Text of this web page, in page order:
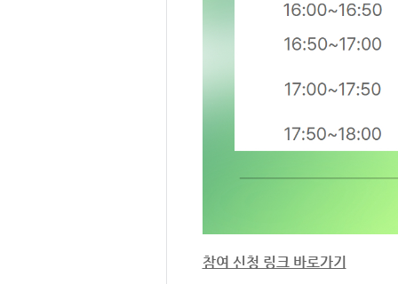
참여 신청 링크 바로가기